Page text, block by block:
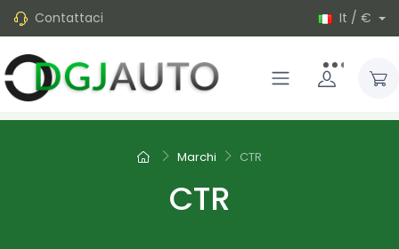
Contattaci It / €
Marchi CTR
CTR